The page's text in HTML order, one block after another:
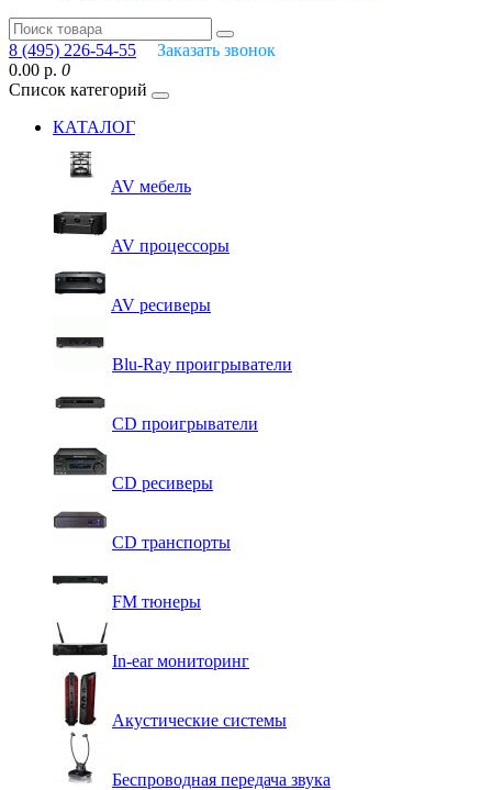
8 (495) 226-54-55
Заказать звонок
0.00 р. 0
Список категорий
КАТАЛОГ
AV мебель
AV процессоры
AV ресиверы
Blu-Ray проигрыватели
CD проигрыватели
CD ресиверы
CD транспорты
FM тюнеры
In-ear мониторинг
Акустические системы
Беспроводная передача звука